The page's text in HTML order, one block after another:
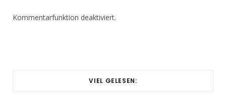
Kommentarfunktion deaktiviert.
VIEL GELESEN: